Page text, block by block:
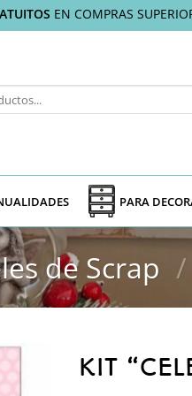
EN COMPRAS
PARA
de Scrap /
KIT